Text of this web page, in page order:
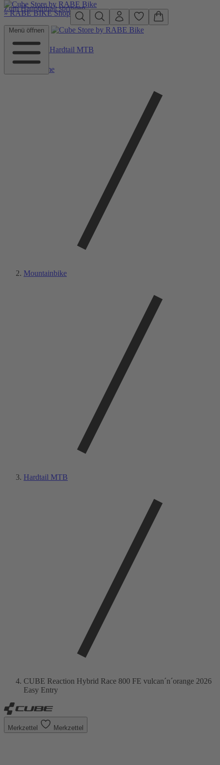
Zum Hauptinhalt springen
»RABE BIKE Shop
Menü öffnen
Zurück zu Hardtail MTB
Home
Mountainbike
Hardtail MTB
CUBE Reaction Hybrid Race 800 FE vulcan´n´orange 2026
Easy Entry
Merkzettel Merkzettel